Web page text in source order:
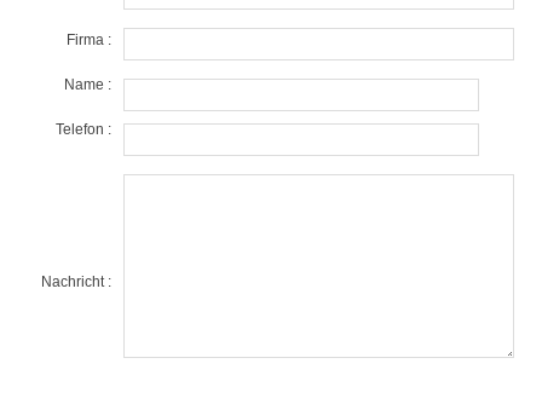
Firma :
Name :
Telefon :
Nachricht :